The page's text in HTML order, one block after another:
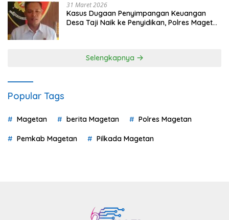
31 Maret 2026
Kasus Dugaan Penyimpangan Keuangan
Desa Taji Naik ke Penyidikan, Polres Magetan
Selengkapnya
Popular Tags
Magetan berita Magetan Polres Magetan
Pemkab Magetan Pilkada Magetan